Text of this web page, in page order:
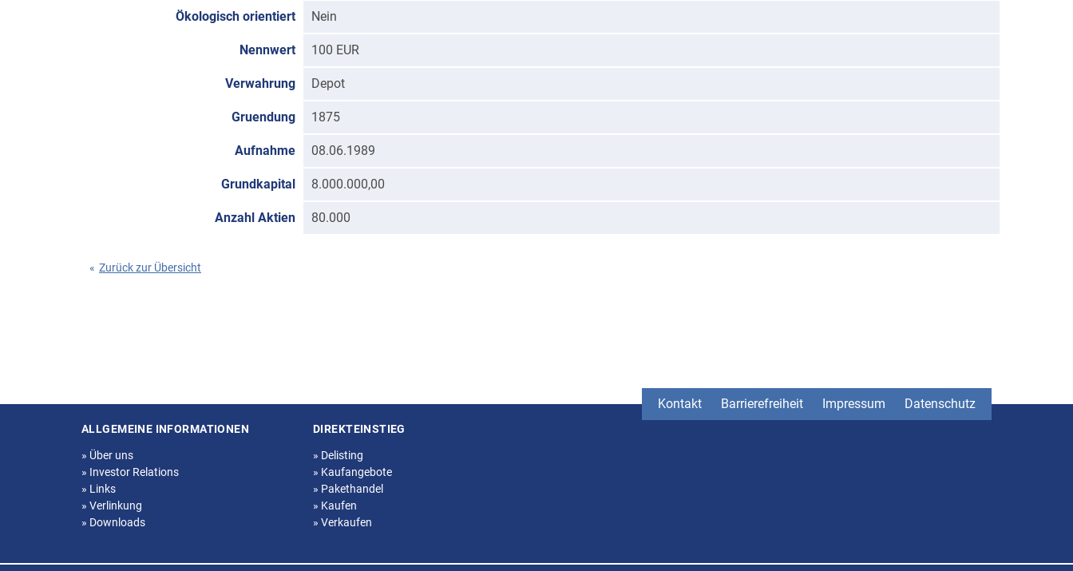
Ökologisch orientiert Nein
Nennwert 100 EUR
Verwahrung Depot
Gruendung 1875
Aufnahme 08.06.1989
Grundkapital 8.000.000,00
Anzahl Aktien 80.000
« Zurück zur Übersicht
Kontakt Barrierefreiheit Impressum Datenschutz
Seitenstruktur
ALLGEMEINE INFORMATIONEN
» Über uns
» Investor Relations
» Links
» Verlinkung
» Downloads
DIREKTEINSTIEG
» Delisting
» Kaufangebote
» Pakethandel
» Kaufen
» Verkaufen